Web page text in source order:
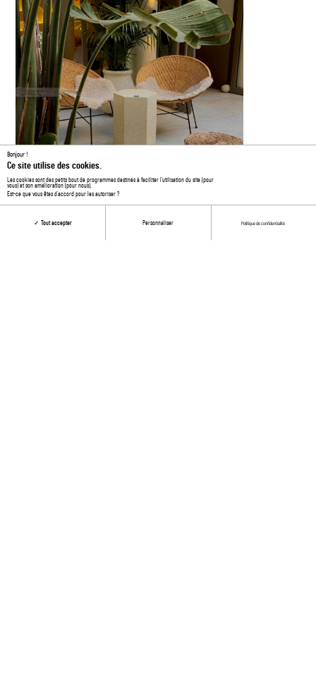
Bonjour !
Ce site utilise des cookies.
Les cookies sont des petits bout de programmes destinés à faciliter l’utilisation du site (pour
vous) et son amélioration (pour nous).
Est-ce que vous êtes d’accord pour les autoriser ?
Tout accepter Personnaliser Politique de confidentialité